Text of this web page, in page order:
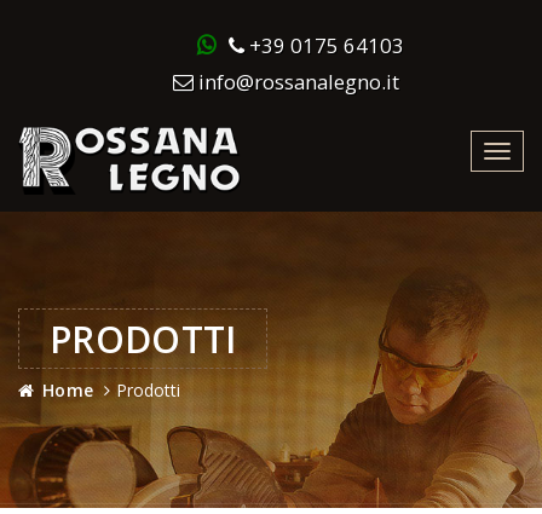
+39 0175 64103
info@rossanalegno.it
PRODOTTI
Home Prodotti